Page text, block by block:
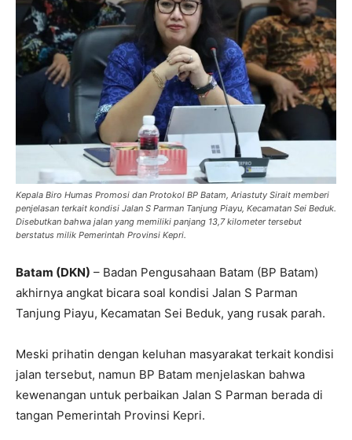
Kepala Biro Humas Promosi dan Protokol BP Batam, Ariastuty Sirait memberi
penjelasan terkait kondisi Jalan S Parman Tanjung Piayu, Kecamatan Sei Beduk.
Disebutkan bahwa jalan yang memiliki panjang 13,7 kilometer tersebut
berstatus milik Pemerintah Provinsi Kepri.
Batam (DKN) – Badan Pengusahaan Batam (BP Batam)
akhirnya angkat bicara soal kondisi Jalan S Parman
Tanjung Piayu, Kecamatan Sei Beduk, yang rusak parah.
Meski prihatin dengan keluhan masyarakat terkait kondisi
jalan tersebut, namun BP Batam menjelaskan bahwa
kewenangan untuk perbaikan Jalan S Parman berada di
tangan Pemerintah Provinsi Kepri.